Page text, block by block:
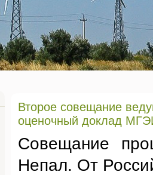
Второе совещание
оценочный доклад
Совещание
Непал. От